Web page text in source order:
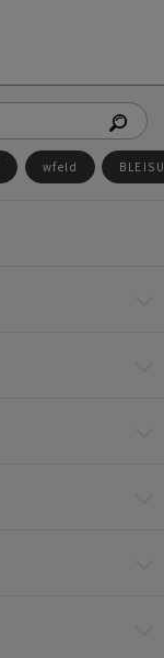
wfeld